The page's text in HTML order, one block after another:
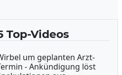
Top-Videos
um geplanten Arzt-
- Ankündigung löst